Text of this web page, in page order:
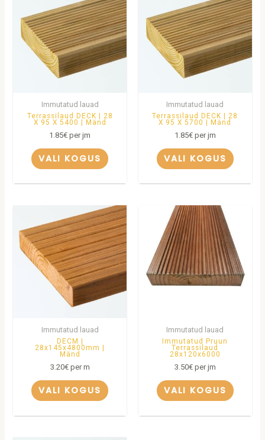
Immutatud lauad
Terrassilaud DECK | 28
X 95 X 5400 | Mänd
1.85€ per jm
VALI KOGUS
Immutatud lauad
Terrassilaud DECK | 28
X 95 X 5700 | Mänd
1.85€per jm
VALI KOGUS
Immutatud lauad
DECM |
28x145x4800mm |
Mänd
3.20€per m
VALI KOGUS
Immutatud lauad
Immutatud Pruun
Terrassilaud
28x120x6000
3.50€per jm
VALI KOGUS